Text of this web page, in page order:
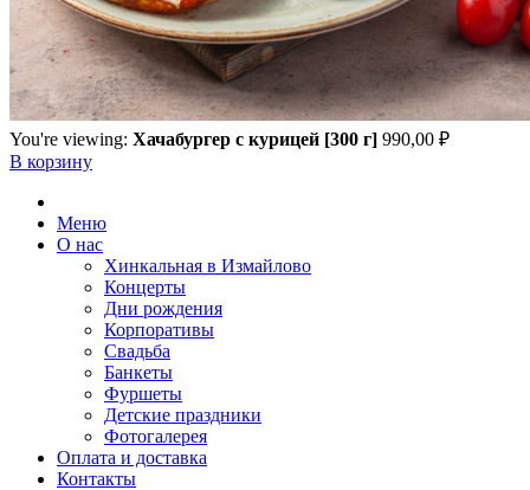
You're viewing: Хачабургер с курицей [300 г] 990,00 ₽
В корзину
Меню
О нас
Хинкальная в Измайлово
Концерты
Дни рождения
Корпоративы
Свадьба
Банкеты
Фуршеты
Детские праздники
Фотогалерея
Оплата и доставка
Контакты